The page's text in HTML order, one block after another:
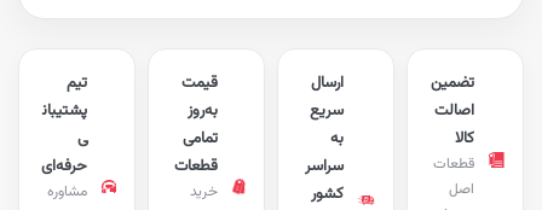
پشتیبان
حرفه‌ای
مشاوره
قیمت
به‌روز
تمامی
قطعات
خرید
ارسال
سریع
سراسر
کشور
تضمین
اصالت
قطعات